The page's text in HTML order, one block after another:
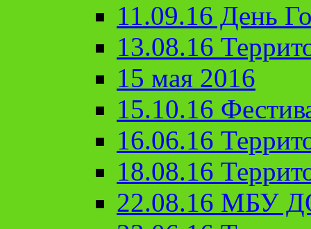
11.09.16 День
13.08.16
15 мая 2016
15.10.16
16.06.16
18.08.16
22.08.16 МБУ